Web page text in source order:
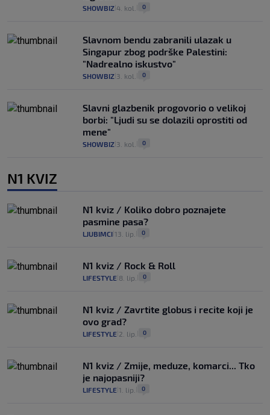
SHOWBIZ 4. kol. 0
Slavnom bendu zabranili ulazak u
Singapur zbog podrške Palestini:
"Nadrealno iskustvo"
SHOWBIZ 3. kol. 0
Slavni glazbenik progovorio o velikoj
borbi: "Ljudi su se dolazili oprostiti od
mene"
SHOWBIZ 3. kol. 0
N1 KVIZ
N1 kviz / Koliko dobro poznajete
pasmine pasa?
LJUBIMCI 13. lip. 0
N1 kviz / Rock & Roll
LIFESTYLE 8. lip. 0
N1 kviz / Zavrtite globus i recite koji je
ovo grad?
LIFESTYLE 2. lip. 0
N1 kviz / Zmije, meduze, komarci... Tko
je najopasniji?
LIFESTYLE 1. lip. 0